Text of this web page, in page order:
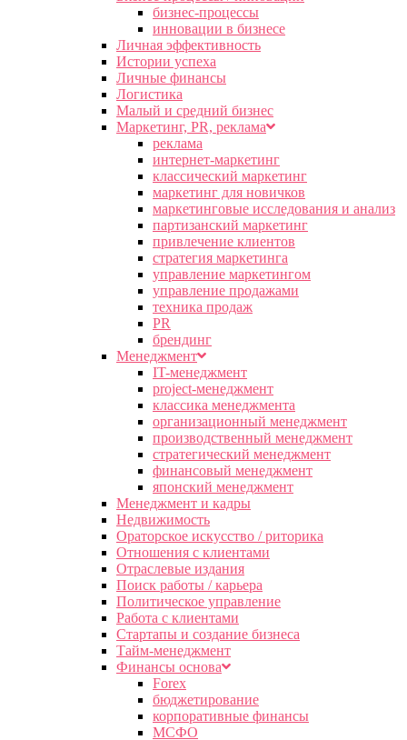
бизнес-процессы
инновации в бизнесе
Личная эффективность
Истории успеха
Личные финансы
Логистика
Малый и средний бизнес
Маркетинг, PR, реклама
реклама
интернет-маркетинг
классический маркетинг
маркетинг для новичков
маркетинговые исследования и анализ
партизанский маркетинг
привлечение клиентов
стратегия маркетинга
управление маркетингом
управление продажами
техника продаж
PR
брендинг
Менеджмент
IT-менеджмент
project-менеджмент
классика менеджмента
организационный менеджмент
производственный менеджмент
стратегический менеджмент
финансовый менеджмент
японский менеджмент
Менеджмент и кадры
Недвижимость
Ораторское искусство / риторика
Отношения с клиентами
Отраслевые издания
Поиск работы / карьера
Политическое управление
Работа с клиентами
Стартапы и создание бизнеса
Тайм-менеджмент
Финансы основа
Forex
бюджетирование
корпоративные финансы
МСФО